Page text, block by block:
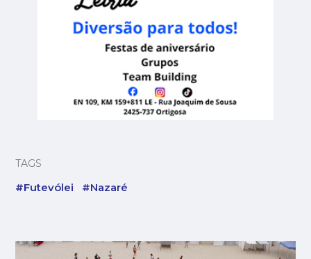
TAGS
#Futevólei #Nazaré